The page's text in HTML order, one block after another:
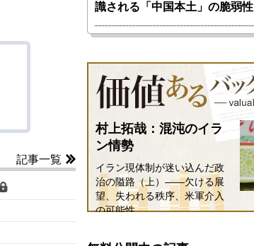
記事一覧
識される「中国本土」の脆弱性
村上拓哉：混沌のイラ
ン情勢
イラン現体制が迷い込んだ政
治の隘路（上）――欠ける展
望、失われる秩序、米軍介入
の可能性